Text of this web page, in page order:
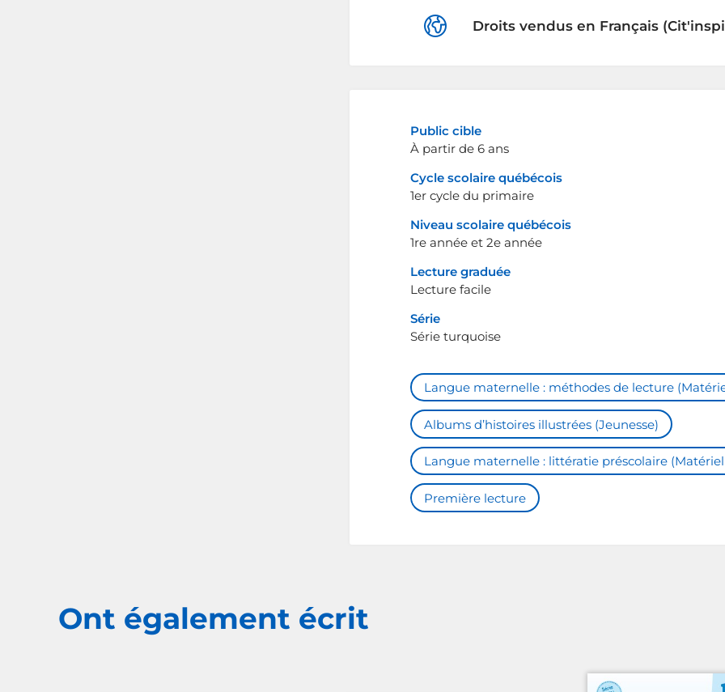
Droits vendus en Français
Public cible
À partir de 6 ans
Cycle scolaire québécois
1er cycle du primaire
Niveau scolaire québécois
1re année et 2e année
Lecture graduée
Lecture facile
Série
Série turquoise
Langue maternelle : méthodes de lecture
Albums d’histoires illustrées (Jeunesse)
Langue maternelle : littératie préscolaire
Première lecture
Ont également écrit